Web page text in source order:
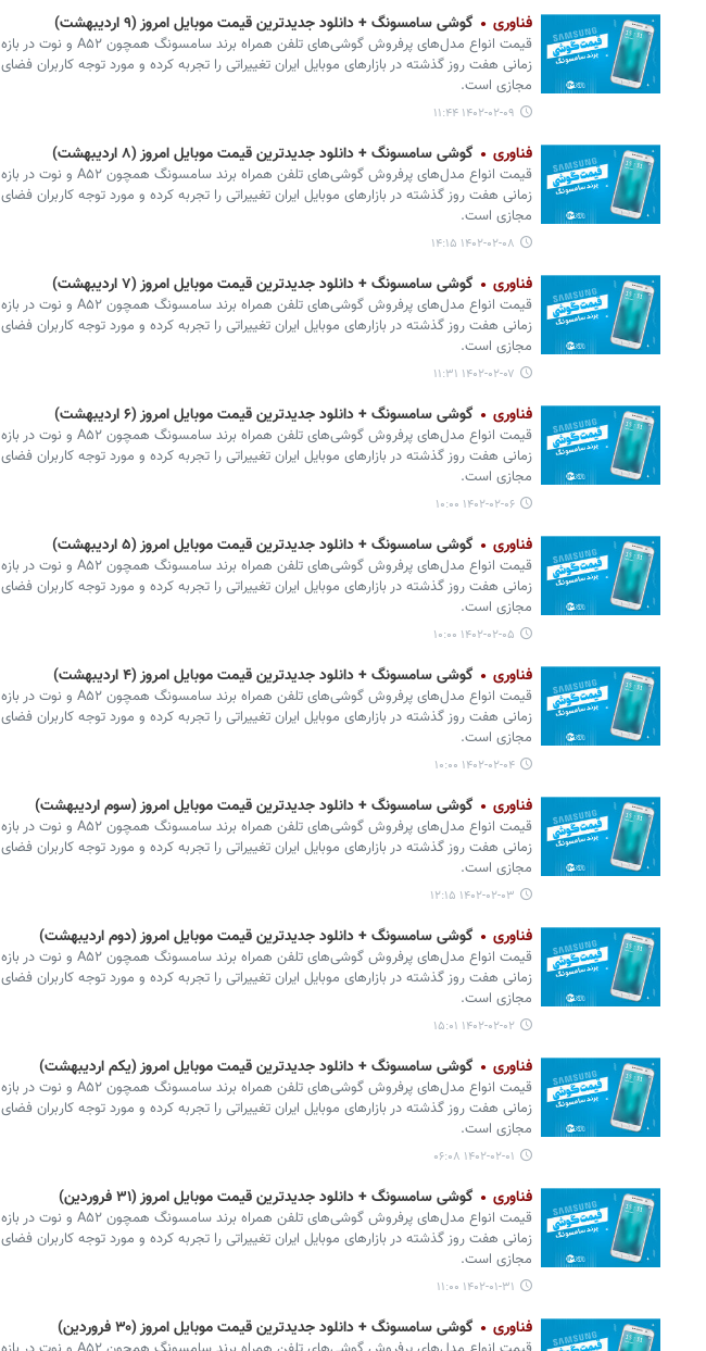
فناوری گوشی سامسونگ + دانلود جدیدترین قیمت موبایل امروز (۹ اردیبهشت)
قیمت انواع مدل‌های پرفروش گوشی‌های تلفن همراه برند سامسونگ همچون A۵۲ و نوت در بازه
زمانی هفت روز گذشته در بازارهای موبایل ایران تغییراتی را تجربه کرده و مورد توجه کاربران فضای
مجازی است.
۱۴۰۲-۰۲-۰۹ ۱۱:۴۴
فناوری گوشی سامسونگ + دانلود جدیدترین قیمت موبایل امروز (۸ اردیبهشت)
قیمت انواع مدل‌های پرفروش گوشی‌های تلفن همراه برند سامسونگ همچون A۵۲ و نوت در بازه
زمانی هفت روز گذشته در بازارهای موبایل ایران تغییراتی را تجربه کرده و مورد توجه کاربران فضای
مجازی است.
۱۴۰۲-۰۲-۰۸ ۱۴:۱۵
فناوری گوشی سامسونگ + دانلود جدیدترین قیمت موبایل امروز (۷ اردیبهشت)
قیمت انواع مدل‌های پرفروش گوشی‌های تلفن همراه برند سامسونگ همچون A۵۲ و نوت در بازه
زمانی هفت روز گذشته در بازارهای موبایل ایران تغییراتی را تجربه کرده و مورد توجه کاربران فضای
مجازی است.
۱۴۰۲-۰۲-۰۷ ۱۱:۳۱
فناوری گوشی سامسونگ + دانلود جدیدترین قیمت موبایل امروز (۶ اردیبهشت)
قیمت انواع مدل‌های پرفروش گوشی‌های تلفن همراه برند سامسونگ همچون A۵۲ و نوت در بازه
زمانی هفت روز گذشته در بازارهای موبایل ایران تغییراتی را تجربه کرده و مورد توجه کاربران فضای
مجازی است.
۱۴۰۲-۰۲-۰۶ ۱۰:۰۰
فناوری گوشی سامسونگ + دانلود جدیدترین قیمت موبایل امروز (۵ اردیبهشت)
قیمت انواع مدل‌های پرفروش گوشی‌های تلفن همراه برند سامسونگ همچون A۵۲ و نوت در بازه
زمانی هفت روز گذشته در بازارهای موبایل ایران تغییراتی را تجربه کرده و مورد توجه کاربران فضای
مجازی است.
۱۴۰۲-۰۲-۰۵ ۱۰:۰۰
فناوری گوشی سامسونگ + دانلود جدیدترین قیمت موبایل امروز (۴ اردیبهشت)
قیمت انواع مدل‌های پرفروش گوشی‌های تلفن همراه برند سامسونگ همچون A۵۲ و نوت در بازه
زمانی هفت روز گذشته در بازارهای موبایل ایران تغییراتی را تجربه کرده و مورد توجه کاربران فضای
مجازی است.
۱۴۰۲-۰۲-۰۴ ۱۰:۰۰
فناوری گوشی سامسونگ + دانلود جدیدترین قیمت موبایل امروز (سوم اردیبهشت)
قیمت انواع مدل‌های پرفروش گوشی‌های تلفن همراه برند سامسونگ همچون A۵۲ و نوت در بازه
زمانی هفت روز گذشته در بازارهای موبایل ایران تغییراتی را تجربه کرده و مورد توجه کاربران فضای
مجازی است.
۱۴۰۲-۰۲-۰۳ ۱۲:۱۵
فناوری گوشی سامسونگ + دانلود جدیدترین قیمت موبایل امروز (دوم اردیبهشت)
قیمت انواع مدل‌های پرفروش گوشی‌های تلفن همراه برند سامسونگ همچون A۵۲ و نوت در بازه
زمانی هفت روز گذشته در بازارهای موبایل ایران تغییراتی را تجربه کرده و مورد توجه کاربران فضای
مجازی است.
۱۴۰۲-۰۲-۰۲ ۱۵:۰۱
فناوری گوشی سامسونگ + دانلود جدیدترین قیمت موبایل امروز (یکم اردیبهشت)
قیمت انواع مدل‌های پرفروش گوشی‌های تلفن همراه برند سامسونگ همچون A۵۲ و نوت در بازه
زمانی هفت روز گذشته در بازارهای موبایل ایران تغییراتی را تجربه کرده و مورد توجه کاربران فضای
مجازی است.
۱۴۰۲-۰۲-۰۱ ۰۶:۰۸
فناوری گوشی سامسونگ + دانلود جدیدترین قیمت موبایل امروز (۳۱ فروردین)
قیمت انواع مدل‌های پرفروش گوشی‌های تلفن همراه برند سامسونگ همچون A۵۲ و نوت در بازه
زمانی هفت روز گذشته در بازارهای موبایل ایران تغییراتی را تجربه کرده و مورد توجه کاربران فضای
مجازی است.
۱۴۰۲-۰۱-۳۱ ۱۱:۰۰
فناوری گوشی سامسونگ + دانلود جدیدترین قیمت موبایل امروز (۳۰ فروردین)